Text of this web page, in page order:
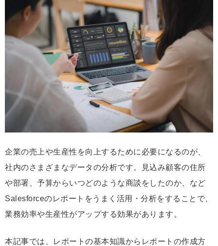
ッ
ク
マ
ー
ク
企業の売上や生産性を向上するために必要になるのが、
社内のさまざまなデータの分析です。見込み顧客の住所
や部署、予算からいつどのような商談をしたのか、など
Salesforceのレポートをうまく活用・分析をすることで、
業務効率や生産性がアップする効果があります。
本記事では、レポートの基本知識からレポートの作成方